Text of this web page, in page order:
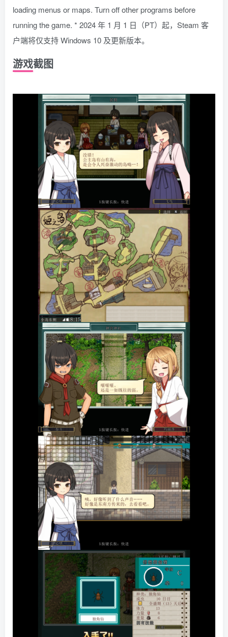
loading menus or maps. Turn off other programs before
running the game. * 2024 年 1 月 1 日（PT）起，Steam 客
户端将仅支持 Windows 10 及更新版本。
游戏截图